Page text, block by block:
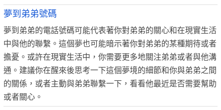
夢到弟弟號碼
夢到弟弟的電話號碼可能代表著你對弟弟的關心和在現實生活
中與他的聯繫。這個夢也可能暗示著你對弟弟的某種期待或者
擔憂。或許在現實生活中，你需要更多地關注弟弟或者與他溝
通。建議你在醒來後思考一下這個夢境的細節和你與弟弟之間
的關係，或者主動與弟弟聯繫一下，看看他最近是否需要幫助
或者關心。